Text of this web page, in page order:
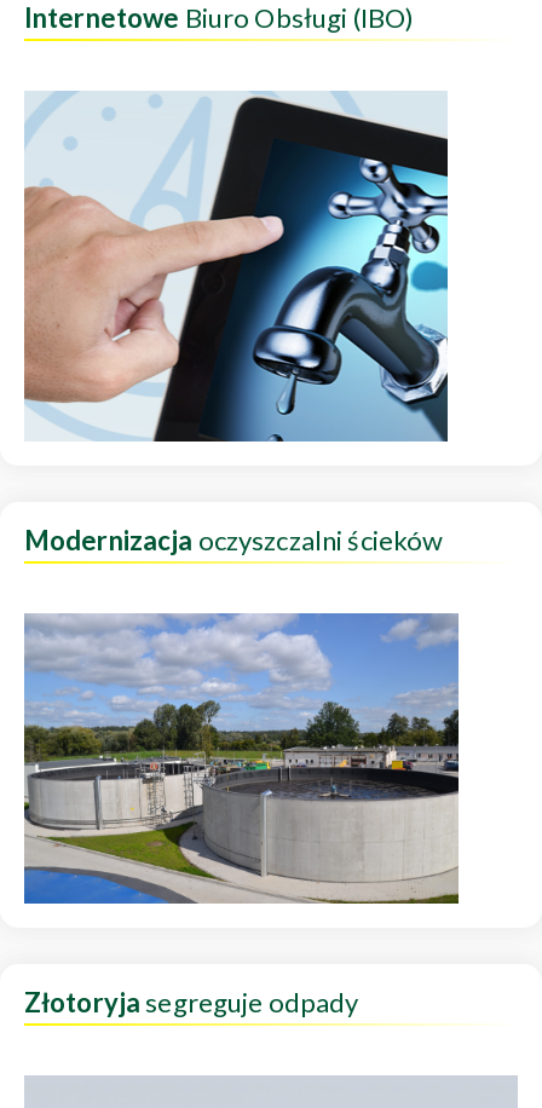
Internetowe Biuro Obsługi (IBO)
Modernizacja oczyszczalni ścieków
Złotoryjasegreguje odpady